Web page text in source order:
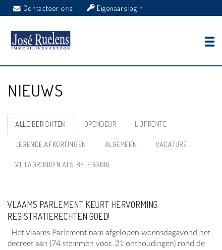
Contacteer ons Eigenaarslogin
NIEUWS
ALLE BERICHTEN OPENDEUR LIJFRENTE
LEGENDE AFKORTINGEN ALGEMEEN VACATURE
VILLAGRONDEN ALS BELEGGING
VLAAMS PARLEMENT KEURT HERVORMING
REGISTRATIERECHTEN GOED!
Het Vlaams Parlement nam afgelopen woensdagavond het
decreet aan (74 stemmen voor, 21 onthoudingen) rond de